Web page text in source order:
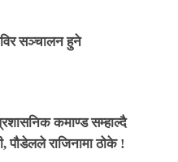
सञ्चालन हुने
कमाण्ड सम्हाल्दै
पौडेलले राजिनामा ठोके !